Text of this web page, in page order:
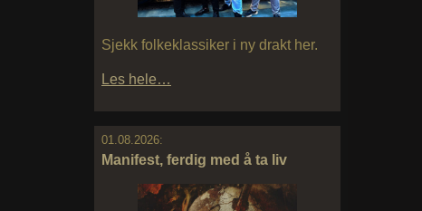
Sjekk folkeklassiker i ny drakt her.
Les hele…
01.08.2026:
Manifest, ferdig med å ta liv